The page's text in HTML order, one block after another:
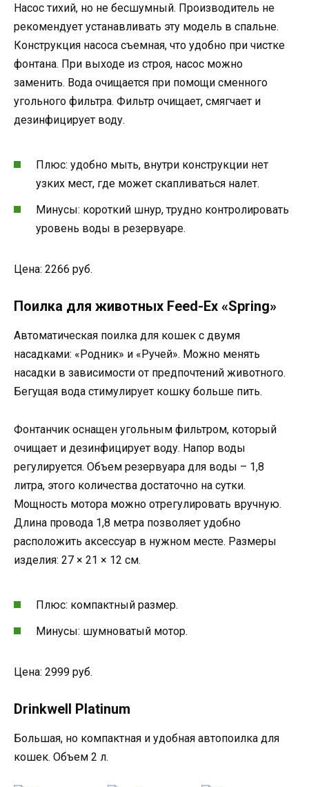
Насос тихий, но не бесшумный. Производитель не
рекомендует устанавливать эту модель в спальне.
Конструкция насоса съемная, что удобно при чистке
фонтана. При выходе из строя, насос можно
заменить. Вода очищается при помощи сменного
угольного фильтра. Фильтр очищает, смягчает и
дезинфицирует воду.
Плюс: удобно мыть, внутри конструкции нет
узких мест, где может скапливаться налет.
Минусы: короткий шнур, трудно контролировать
уровень воды в резервуаре.
Цена: 2266 руб.
Поилка для животных Feed-Ex «Spring»
Автоматическая поилка для кошек с двумя
насадками: «Родник» и «Ручей». Можно менять
насадки в зависимости от предпочтений животного.
Бегущая вода стимулирует кошку больше пить.
Фонтанчик оснащен угольным фильтром, который
очищает и дезинфицирует воду. Напор воды
регулируется. Объем резервуара для воды – 1,8
литра, этого количества достаточно на сутки.
Мощность мотора можно отрегулировать вручную.
Длина провода 1,8 метра позволяет удобно
расположить аксессуар в нужном месте. Размеры
изделия: 27 × 21 × 12 см.
Плюс: компактный размер.
Минусы: шумноватый мотор.
Цена: 2999 руб.
Drinkwell Platinum
Большая, но компактная и удобная автопоилка для
кошек. Объем 2 л.